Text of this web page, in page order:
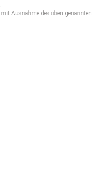
Ausnahme des oben genannten